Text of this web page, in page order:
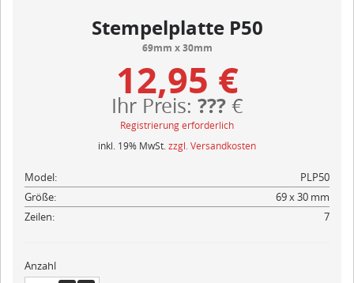
Stempelplatte P50
69mm x 30mm
12,95 €
Ihr Preis: ???€
Registrierung erforderlich
inkl. 19% MwSt. zzgl. Versandkosten
Model:
PLP50
Größe:
69 x 30 mm
Zeilen:
7
Anzahl